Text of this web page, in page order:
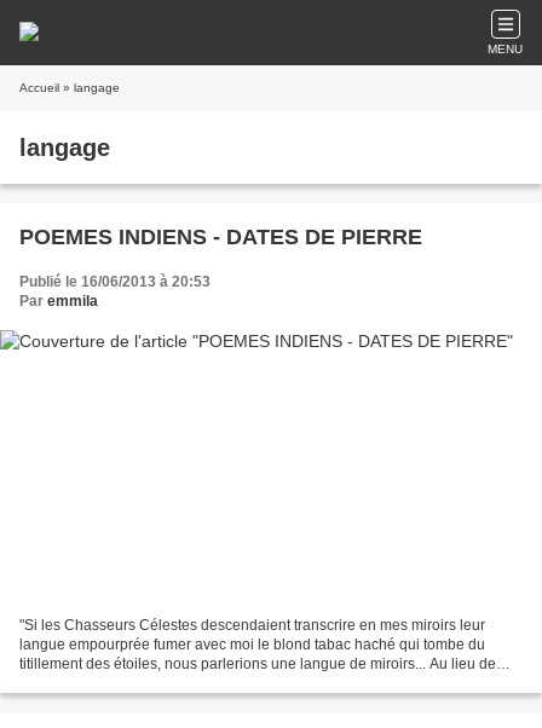
MENU
Accueil » langage
langage
POEMES INDIENS - DATES DE PIERRE
Publié le 16/06/2013 à 20:53
Par emmila
"Si les Chasseurs Célestes descendaient transcrire en mes miroirs leur
langue empourprée fumer avec moi le blond tabac haché qui tombe du
titillement des étoiles, nous parlerions une langue de miroirs... Au lieu de